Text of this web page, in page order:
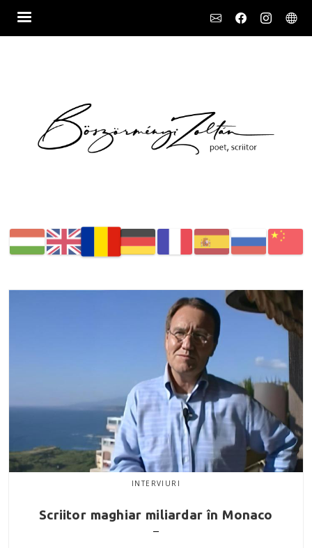
INTERVIURI
Scriitor maghiar miliardar în Monaco